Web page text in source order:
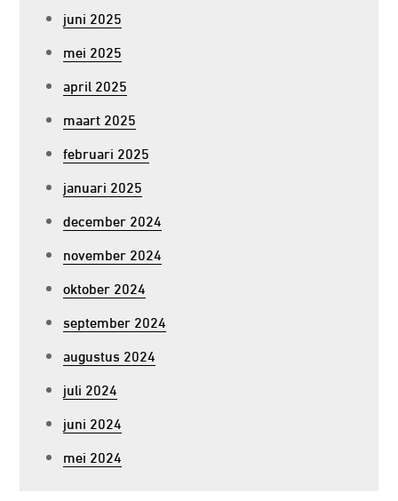
juni 2025
mei 2025
april 2025
maart 2025
februari 2025
januari 2025
december 2024
november 2024
oktober 2024
september 2024
augustus 2024
juli 2024
juni 2024
mei 2024